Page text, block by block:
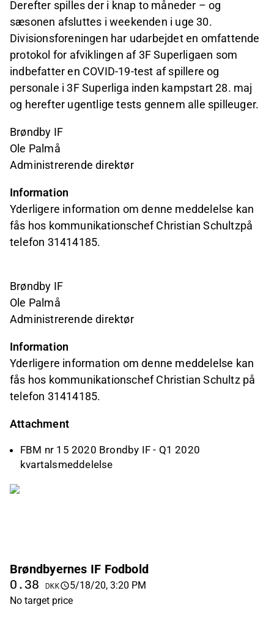
Derefter spilles der i knap to måneder – og
sæsonen afsluttes i weekenden i uge 30.
Divisionsforeningen har udarbejdet en omfattende
protokol for afviklingen af 3F Superligaen som
indbefatter en COVID-19-test af spillere og
personale i 3F Superliga inden kampstart 28. maj
og herefter ugentlige tests gennem alle spilleuger.
Brøndby IF
Ole Palmå
Administrerende direktør
Information
Yderligere information om denne meddelelse kan
fås hos kommunikationschef Christian Schultzpå
telefon 31414185.
Brøndby IF
Ole Palmå
Administrerende direktør
Information
Yderligere information om denne meddelelse kan
fås hos kommunikationschef Christian Schultz på
telefon 31414185.
Attachment
FBM nr 15 2020 Brondby IF - Q1 2020
kvartalsmeddelelse
Brøndbyernes IF Fodbold
0.38 DKK
5/18/20, 3:20 PM
No target price